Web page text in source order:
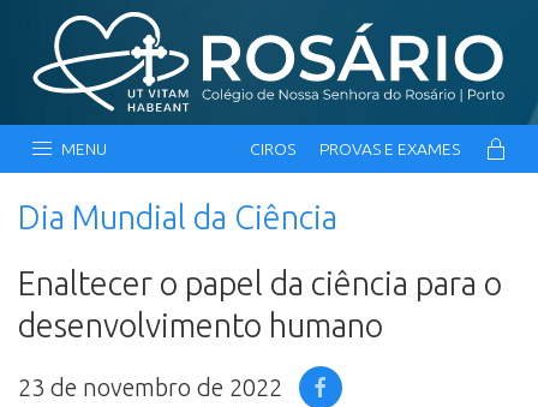
MENU CIROS PROVAS E EXAMES
Dia Mundial da Ciência
Enaltecer o papel da ciência para o
desenvolvimento humano
23 de novembro de 2022